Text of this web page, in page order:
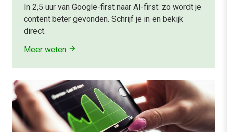
In 2,5 uur van Google-first naar AI-first: zo wordt je
content beter gevonden. Schrijf je in en bekijk
direct.
Meer weten